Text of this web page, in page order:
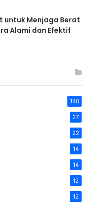
untuk Menjaga Berat
Alami dan Efektif
140
27
22
14
14
12
12